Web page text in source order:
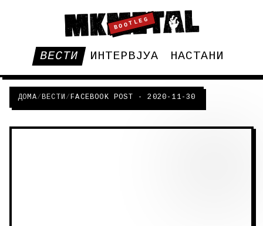
BOOTLEG
ВЕСТИ ИНТЕРВЈУА НАСТАНИ
ДОМА/ВЕСТИ /FACEBOOK POST - 2020-11-30